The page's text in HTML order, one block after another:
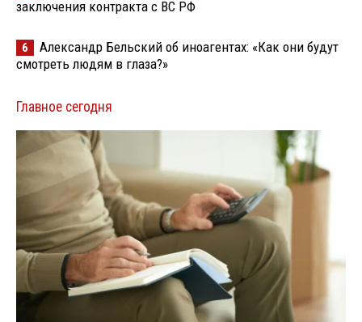
заключения контракта с ВС РФ
6
Александр Бельский об иноагентах: «Как они будут
смотреть людям в глаза?»
Главное сегодня